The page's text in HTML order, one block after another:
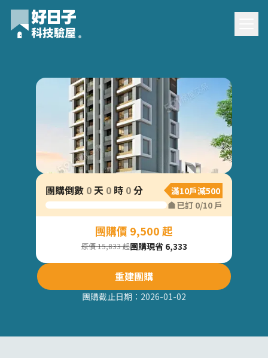
格睿全園團購驗屋
團購倒數 0天 0 時 0分
滿10戶減500
已訂 0/10 戶
團購價 9,500 起
原價 15,833 起團購現省 6,333
重建團購
團購截止日期： 2026-01-02